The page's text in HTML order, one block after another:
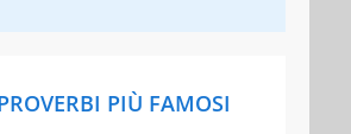
PIÙ FAMOSI